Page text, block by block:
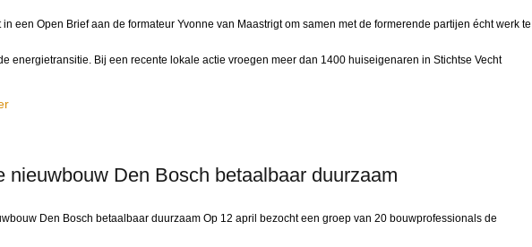
in een Open Brief aan de formateur Yvonne van Maastrigt om samen met de formerende partijen écht werk te
energietransitie. Bij een recente lokale actie vroegen meer dan 1400 huiseigenaren in Stichtse Vecht
nieuwbouw Den Bosch betaalbaar duurzaam
Den Bosch betaalbaar duurzaam Op 12 april bezocht een groep van 20 bouwprofessionals de